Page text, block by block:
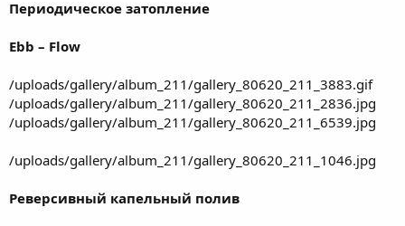
Периодическое затопление
Ebb – Flow
/uploads/gallery/album_211/gallery_80620_211_3883.gif
/uploads/gallery/album_211/gallery_80620_211_2836.jpg
/uploads/gallery/album_211/gallery_80620_211_6539.jpg
/uploads/gallery/album_211/gallery_80620_211_1046.jpg
Реверсивный капельный полив